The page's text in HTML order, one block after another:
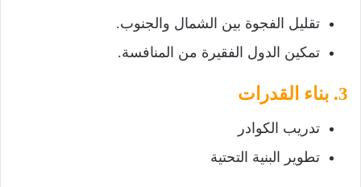
تقليل الفجوة بين الشمال والجنوب.
تمكين الدول الفقيرة من المنافسة.
3. بناء القدرات
تدريب الكوادر
تطوير البنية التحتية